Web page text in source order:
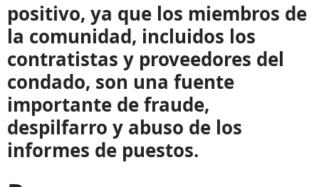
positivo, ya que los miembros de
la comunidad, incluidos los
contratistas y proveedores del
condado, son una fuente
importante de fraude,
despilfarro y abuso de los
informes de puestos.